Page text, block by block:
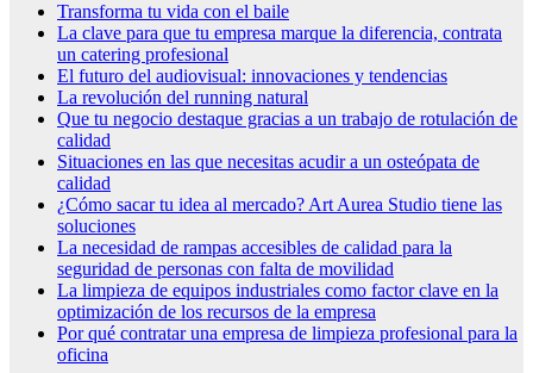
Transforma tu vida con el baile
La clave para que tu empresa marque la diferencia, contrata
un catering profesional
El futuro del audiovisual: innovaciones y tendencias
La revolución del running natural
Que tu negocio destaque gracias a un trabajo de rotulación de
calidad
Situaciones en las que necesitas acudir a un osteópata de
calidad
¿Cómo sacar tu idea al mercado? Art Aurea Studio tiene las
soluciones
La necesidad de rampas accesibles de calidad para la
seguridad de personas con falta de movilidad
La limpieza de equipos industriales como factor clave en la
optimización de los recursos de la empresa
Por qué contratar una empresa de limpieza profesional para la
oficina